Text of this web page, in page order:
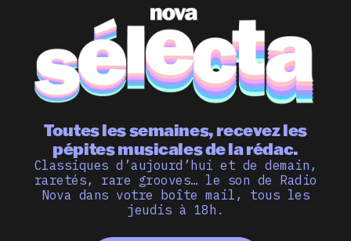
Toutes les semaines, recevez les
pépites musicales de la rédac.
Classiques d’aujourd’hui et de demain,
raretés, rare grooves… le son de Radio
Nova dans votre boîte mail, tous les
jeudis à 18h.